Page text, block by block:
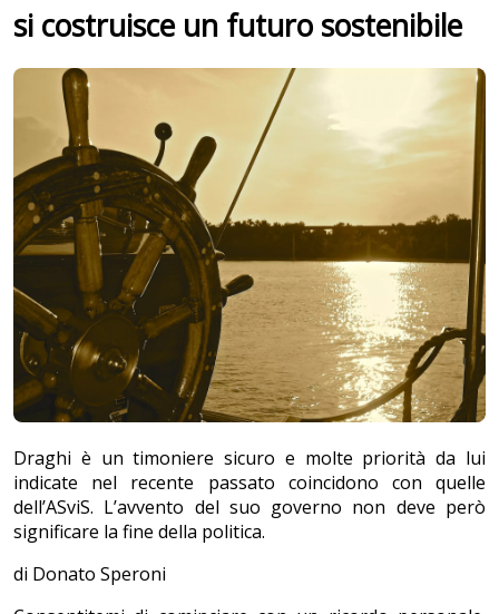
si costruisce un futuro sostenibile
Draghi è un timoniere sicuro e molte priorità da lui
indicate nel recente passato coincidono con quelle
dell’ASviS. L’avvento del suo governo non deve però
significare la fine della politica.
di Donato Speroni